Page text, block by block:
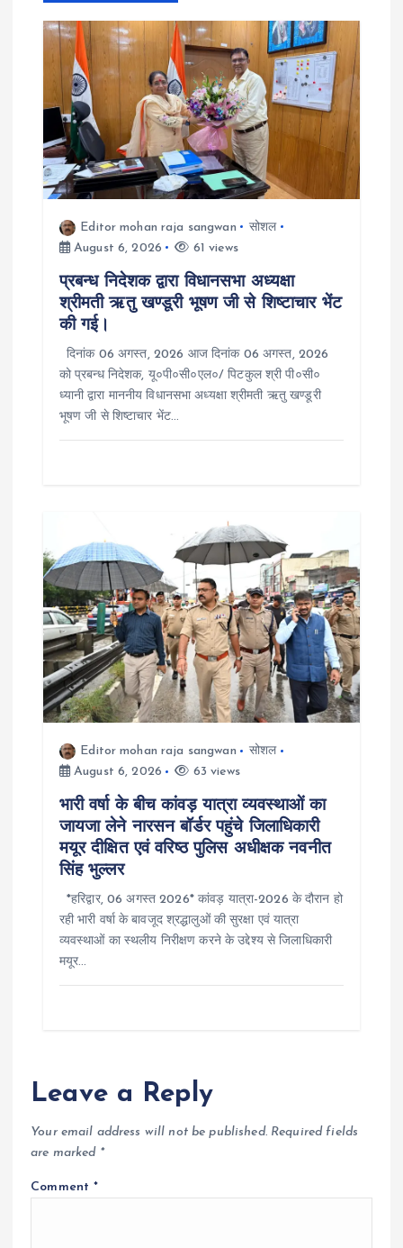
v
g
a
t
Editor mohan raja sangwan
सोशल
August 6, 2026
61 views
प्रबन्ध निदेशक द्वारा विधानसभा अध्यक्षा
श्रीमती ऋतु खण्डूरी भूषण जी से शिष्टाचार भेंट
की गई।
दिनांक 06 अगस्त, 2026 आज दिनांक 06 अगस्त, 2026
को प्रबन्ध निदेशक, यू०पी०सी०एल०/ पिटकुल श्री पी०सी०
ध्यानी द्वारा माननीय विधानसभा अध्यक्षा श्रीमती ऋतु खण्डूरी
भूषण जी से शिष्टाचार भेंट…
Editor mohan raja sangwan
सोशल
August 6, 2026
63 views
भारी वर्षा के बीच कांवड़ यात्रा व्यवस्थाओं का
जायजा लेने नारसन बॉर्डर पहुंचे जिलाधिकारी
मयूर दीक्षित एवं वरिष्ठ पुलिस अधीक्षक नवनीत
सिंह भुल्लर
*हरिद्वार, 06 अगस्त 2026* कांवड़ यात्रा-2026 के दौरान हो
रही भारी वर्षा के बावजूद श्रद्धालुओं की सुरक्षा एवं यात्रा
व्यवस्थाओं का स्थलीय निरीक्षण करने के उद्देश्य से जिलाधिकारी
मयूर…
Leave a Reply
Your email address will not be published. Required fields
are marked *
Comment*